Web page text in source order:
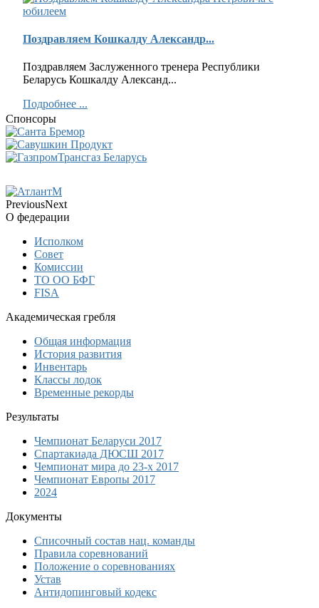
Поздравляем Кошкалду Александр...
Поздравляем Заслуженного тренера Республики
Беларусь Кошкалду Александ...
Подробнее ...
Спонсоры
PreviousNext
О федерации
Исполком
Совет
Комиссии
ТО ОО БФГ
FISA
Академическая гребля
Общая информация
История развития
Инвентарь
Классы лодок
Временные рекорды
Результаты
Чемпионат Беларуси 2017
Спартакиада ДЮСШ 2017
Чемпионат мира до 23-х 2017
Чемпионат Европы 2017
2024
Документы
Списочный состав нац. команды
Правила соревнований
Положение о соревнованиях
Устав
Антидопинговый кодекс